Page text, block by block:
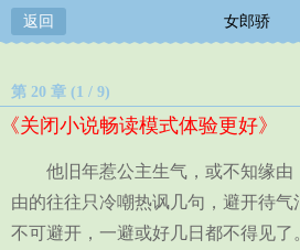
返回 女郎骄
第 20 章 (1 / 9)
《关闭小说畅读模式体验更好》
他旧年惹公主生气，或不知缘由
由的往往只冷嘲热讽几句，避开待
不可避开，一避或好几日都不得见了